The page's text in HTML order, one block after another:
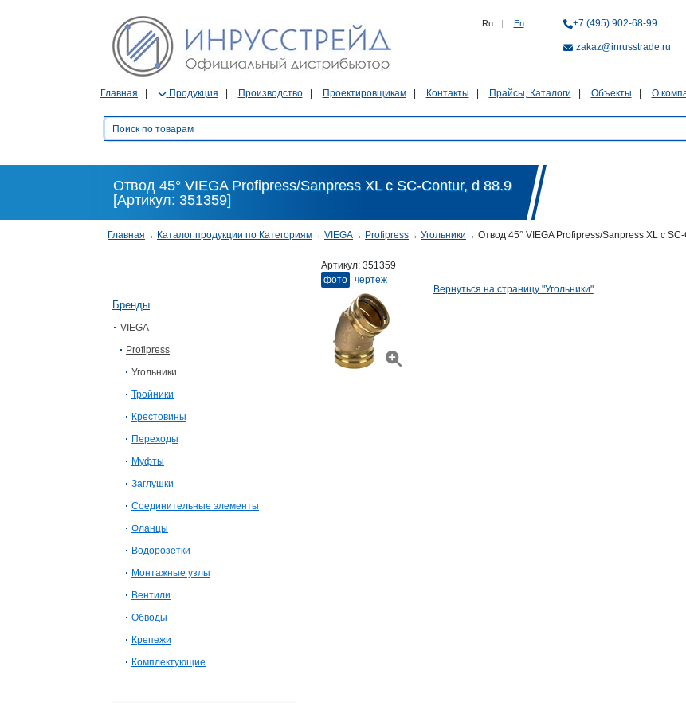
Ru | En +7 (495) 902-68-99
zakaz@inrusstrade.ru
Главная Продукция Производство Проектировщикам Контакты Прайсы, Каталоги Объекты О
Отвод 45° VIEGA Profipress/Sanpress XL с SC-Contur, d 88.9
[Артикул: 351359]
Главная → Каталог продукции по Категориям→ VIEGA→ Profipress→ Угольники → Отвод 45° VIEGA Profipress/Sanpress XL с
Бренды
VIEGA
Profipress
Угольники
Тройники
Крестовины
Переходы
Муфты
Заглушки
Соединительные элементы
Фланцы
Водорозетки
Монтажные узлы
Вентили
Обводы
Крепежи
Комплектующие
Артикул: 351359
фото
чертеж
Вернуться на страницу "Угольники"